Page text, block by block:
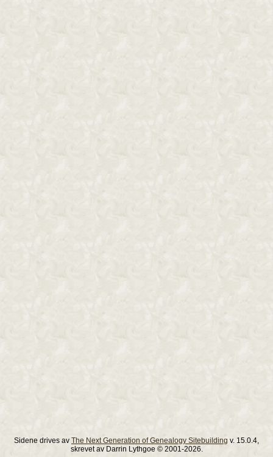
Sidene drives av The Next Generation of Genealogy Sitebuilding v. 15.0.4,
skrevet av Darrin Lythgoe © 2001-2026.